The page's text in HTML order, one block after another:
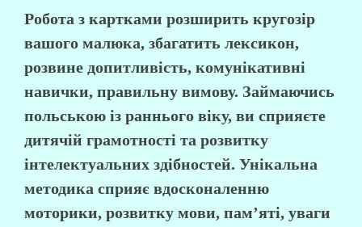
Робота з картками розширить кругозір
вашого малюка, збагатить лексикон,
розвине допитливість, комунікативні
навички, правильну вимову. Займаючись
польською із раннього віку, ви сприяєте
дитячій грамотності та розвитку
інтелектуальних здібностей. Унікальна
методика сприяє вдосконаленню
моторики, розвитку мови, пам’яті, уваги